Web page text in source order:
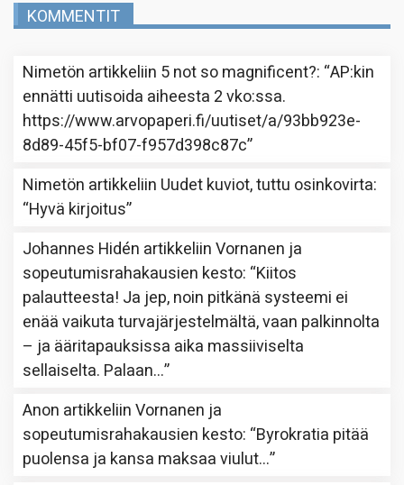
KOMMENTIT
Nimetön artikkeliin 5 not so magnificent?: “AP:kin
ennätti uutisoida aiheesta 2 vko:ssa.
https://www.arvopaperi.fi/uutiset/a/93bb923e-
8d89-45f5-bf07-f957d398c87c”
Nimetön artikkeliin Uudet kuviot, tuttu osinkovirta:
“Hyvä kirjoitus”
Johannes Hidén artikkeliinVornanen ja
sopeutumisrahakausien kesto: “Kiitos
palautteesta! Ja jep, noin pitkänä systeemi ei
enää vaikuta turvajärjestelmältä, vaan palkinnolta
– ja ääritapauksissa aika massiiviselta
sellaiselta. Palaan…”
Anon artikkeliinVornanen ja
sopeutumisrahakausien kesto: “Byrokratia pitää
puolensa ja kansa maksaa viulut…”